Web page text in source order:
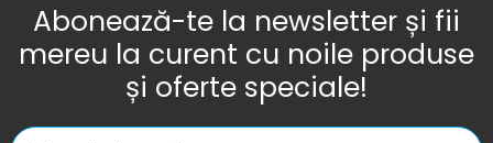
Abonează-te la newsletter și fii
mereu la curent cu noile produse
și oferte speciale!